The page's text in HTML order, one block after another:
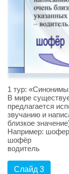
1 тур:
В мире
предлагается
звучанию и
близкое
Например:
шофёр
водитель
Слайд 3